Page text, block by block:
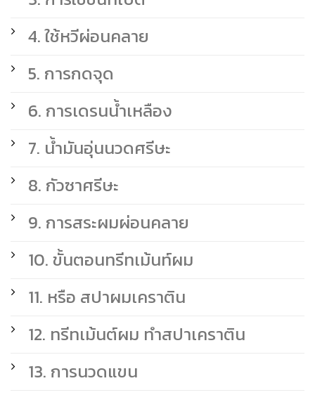
4. ใช้หวีผ่อนคลาย
5. การกดจุด
6. การเดรนน้ำเหลือง
7. น้ำมันอุ่นนวดศรีษะ
8. กัวซาศรีษะ
9. การสระผมผ่อนคลาย
10. ขั้นตอนทรีทเม้นท์ผม
11. หรือ สปาผมเคราติน
12. ทรีทเม้นต์ผม ทำสปาเคราติน
13. การนวดแขน